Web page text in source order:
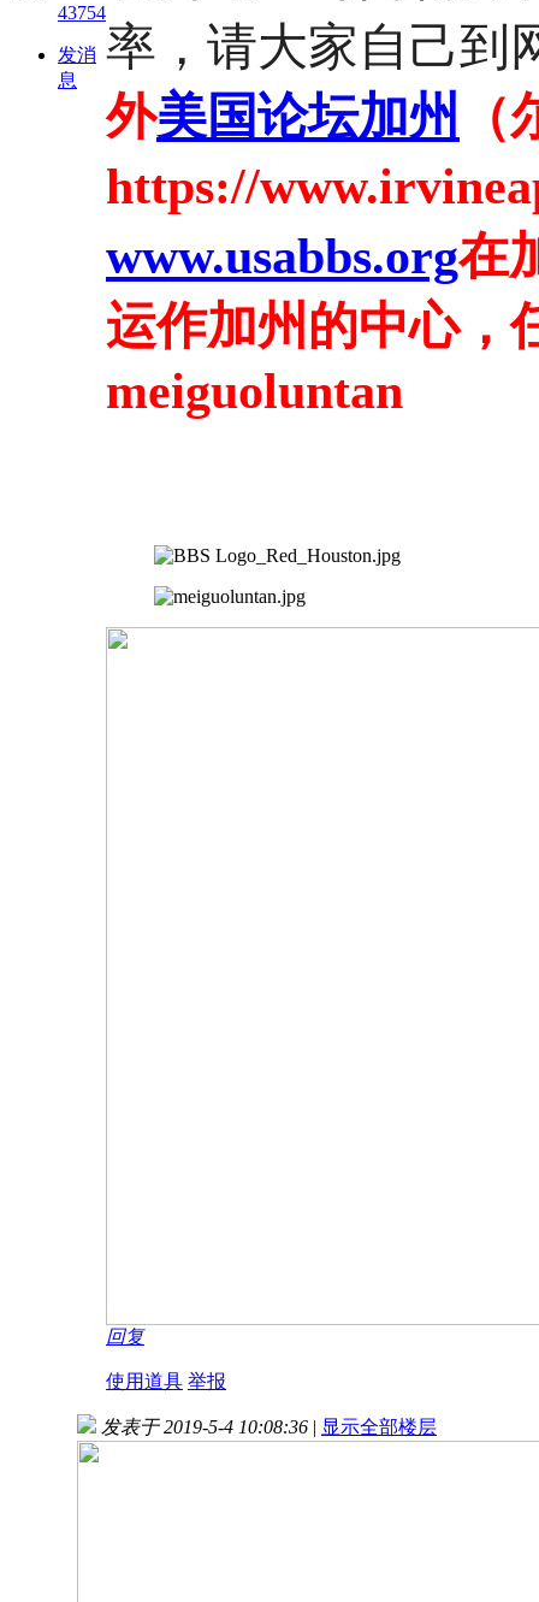
43754
发消
息
率，请大家自己到
外美国论坛加州
https://
www.usabbs.org在
运作加州的中心，
meiguoluntan
回复
使用道具 举报
发表于 2019-5-4 10:08:36 | 显示全部楼层